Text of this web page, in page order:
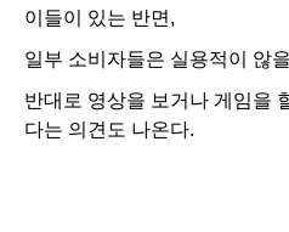
이들이 있는 반면,
일부 소비자들은 실용적이 않
반대로 영상을 보거나 게임을
다는 의견도 나온다.